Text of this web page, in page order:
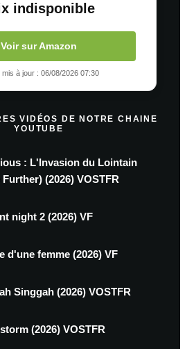
indisponible
Voir sur Amazon
mis à jour : 06/08/2026 07:30
VIDÉOS DE NOTRE CHAINE
YOUTUBE
: L'Invasion du Lointain
(2026) VOSTFR
night 2 (2026) VF
d'une femme (2026) VF
Singgah (2026) VOSTFR
(2026) VOSTFR